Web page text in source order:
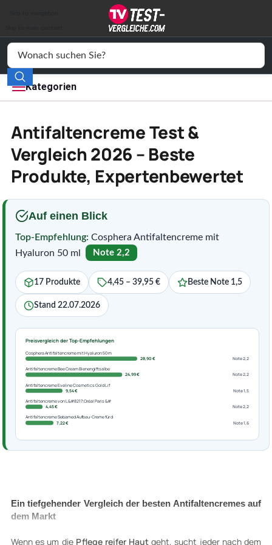
Kategorien
Elektronik
Freizeit
Wohnen
Service
Antifaltencreme Test &
Vergleich 2026 – Beste
Produkte, Expertenbewertet
Auf einen Blick
Top-Empfehlung: Cosphera Antifaltencreme mit
Hyaluron 50 ml
Note 2,2
17 Produkte 4,45 – 39,95 € Beste Note 1,5
Stand 22.07.2026
Preisvergleich der Top-Empfehlungen
Cosphera Antifaltencreme mit Hyaluron 50 m
28,90 €
Note 2,2
Antifaltencreme Bee Cream Bienengiftsalbe
24,99 €
Note 2,2
Antifaltencreme Eveline Cosmetics Gold Lif
9,54 €
Note 1,5
Antifaltencreme von L&#8217;Oréal Paris &#
4,45 €
Note 2,2
Antifaltencreme Sebamed Aufbau-Creme für d
7,22 €
Note 1,6
Ein tiefgehender Vergleich der besten Antifaltencremes auf
dem Markt
Wenn es um die Pflege reifer Haut geht, sucht jeder nach dem